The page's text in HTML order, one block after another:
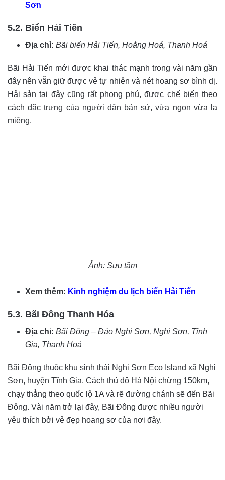
Sơn
5.2. Biển Hải Tiến
Địa chỉ: Bãi biển Hải Tiến, Hoằng Hoá, Thanh Hoá
Bãi Hải Tiến mới được khai thác mạnh trong vài năm gần
đây nên vẫn giữ được vẻ tự nhiên và nét hoang sơ bình dị.
Hải sản tại đây cũng rất phong phú, được chế biến theo
cách đặc trưng của người dân bản sứ, vừa ngon vừa lạ
miệng.
Ảnh: Sưu tầm
Xem thêm: Kinh nghiệm du lịch biển Hải Tiến
5.3. Bãi Đông Thanh Hóa
Địa chỉ: Bãi Đông – Đảo Nghi Sơn, Nghi Sơn, Tĩnh
Gia, Thanh Hoá
Bãi Đông thuộc khu sinh thái Nghi Sơn Eco Island xã Nghi
Sơn, huyện Tĩnh Gia. Cách thủ đô Hà Nội chừng 150km,
chạy thẳng theo quốc lộ 1A và rẽ đường chánh sẽ đến Bãi
Đông. Vài năm trở lại đây, Bãi Đông được nhiều người
yêu thích bởi vẻ đẹp hoang sơ của nơi đây.